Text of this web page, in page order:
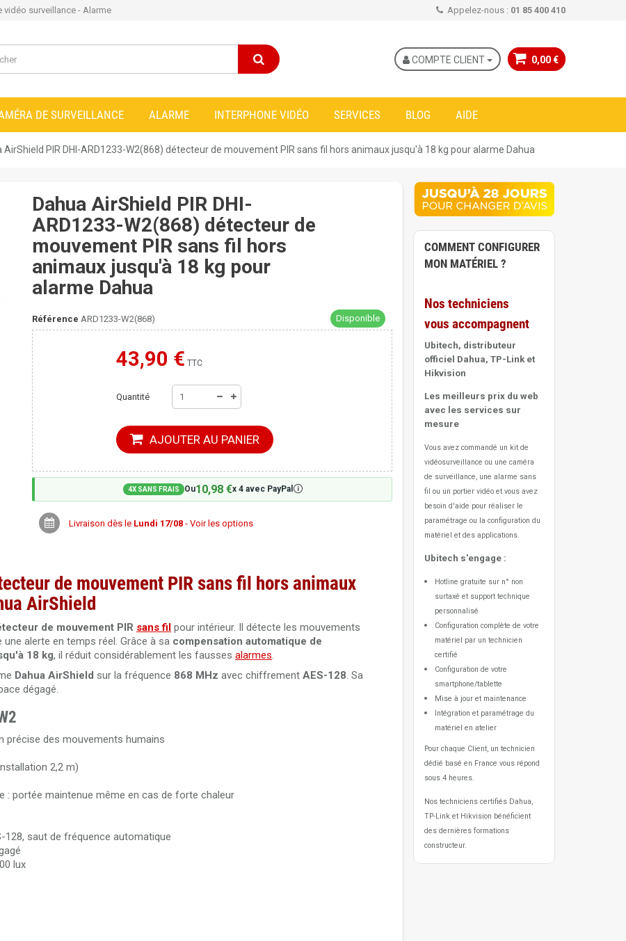
vidéo surveillance - Alarme Appelez-nous : 01 85 400 410
0,00 €
COMPTE CLIENT
DE SURVEILLANCE ALARME INTERPHONE VIDÉO SERVICES BLOG AIDE
AirShield PIR DHI-ARD1233-W2(868) détecteur de mouvement PIR sans fil hors animaux jusqu'à 18 kg pour alarme Dahua
Dahua AirShield PIR DHI-
ARD1233-W2(868) détecteur de
mouvement PIR sans fil hors
animaux jusqu'à 18 kg pour
alarme Dahua
Référence ARD1233-W2(868) Disponible
43,90 € TTC
Moins cher ailleurs ?
Quantité
AJOUTER AU PANIER
4X SANS FRAIS Ou10,98 €x 4 avec PayPal🛈
Livraison dès le Lundi 17/08- Voir les options
de mouvement PIR sans fil hors animaux
AirShield
de mouvement PIR sans fil pour intérieur. Il détecte les mouvements
alerte en temps réel. Grâce à sa compensation automatique de
18 kg, il réduit considérablement les fausses alarmes
Dahua AirShield sur la fréquence 868 MHz avec chiffrement AES-128 . Sa
dégagé.
précise des mouvements humains
2,2 m)
: portée maintenue même en cas de forte chaleur
128, saut de fréquence automatique
lux
COMMENT CONFIGURER
MON MATÉRIEL ?
Nos techniciens
vous accompagnent
Ubitech, distributeur
officiel Dahua, TP-Link et
Hikvision
Les meilleurs prix du web
avec les services sur
mesure
Vous avez commandé un kit de
vidéosurveillance ou une caméra
de surveillance, une alarme sans
fil ou un portier vidéo et vous avez
besoin d'aide pour réaliser le
paramétrage ou la configuration du
matériel et des applications.
Ubitech s'engage :
Hotline gratuite sur n° non
surtaxé et support technique
personnalisé
Configuration complète de votre
matériel par un technicien
certifié
Configuration de votre
smartphone/tablette
Mise à jour et maintenance
Intégration et paramétrage du
matériel en atelier
Pour chaque Client, un technicien
dédié basé en France vous répond
sous 4 heures.
Nos techniciens certifiés Dahua,
TP-Link et Hikvision bénéficient
des dernières formations
constructeur.